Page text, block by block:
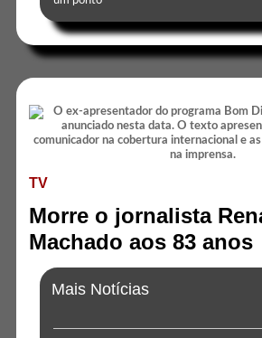
TV
Morre o jornalista
Machado aos 83 anos
Mais Notícias